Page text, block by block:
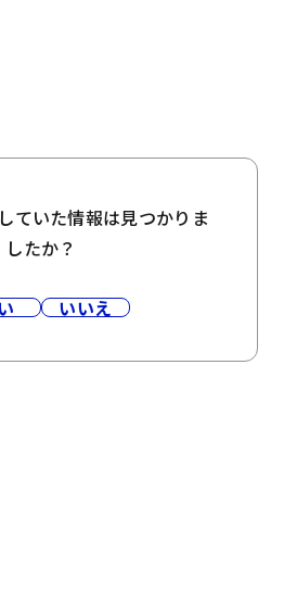
ていた情報は見つかりま
したか？
いいえ